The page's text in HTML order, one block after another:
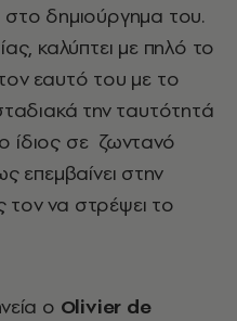
δημιούργημα του.
καλύπτει με πηλό το
εαυτό του με το
την ταυτότητά
ίδιος σε ζωντανό
επεμβαίνει στην
να στρέψει το
ο Οlivier de